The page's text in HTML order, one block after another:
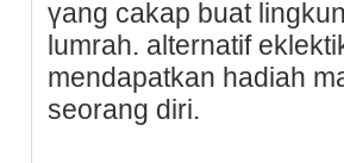
үang cakap buat
lumrah. alternatif
mendapatkan hadiah
seorang diri.